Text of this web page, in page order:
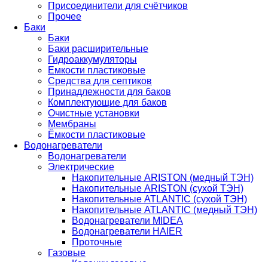
Присоединители для счётчиков
Прочее
Баки
Баки
Баки расширительные
Гидроаккумуляторы
Емкости пластиковые
Средства для септиков
Принадлежности для баков
Комплектующие для баков
Очистные установки
Мембраны
Ёмкости пластиковые
Водонагреватели
Водонагреватели
Электрические
Накопительные ARISTON (медный ТЭН)
Накопительные ARISTON (сухой ТЭН)
Накопительные ATLANTIC (сухой ТЭН)
Накопительные ATLANTIC (медный ТЭН)
Водонагреватели MIDEA
Водонагреватели HAIER
Проточные
Газовые